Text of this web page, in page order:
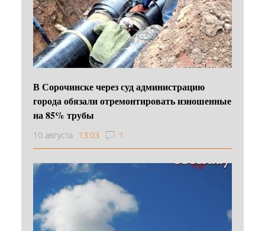
В Сорочинске через суд администрацию
города обязали отремонтировать изношенные
на 85% трубы
10 августа 13:03 1